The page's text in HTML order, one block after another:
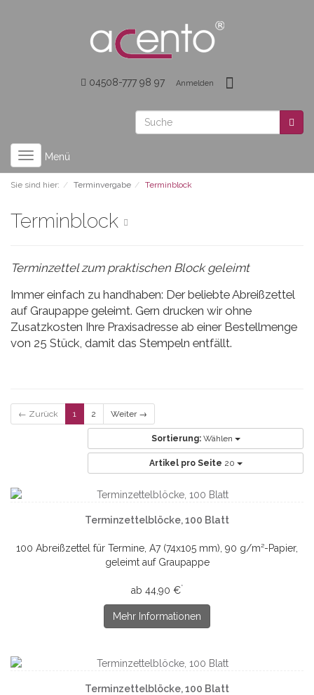
04508-777 98 97 Anmelden
Toggle
navigation
Menü
Sie sind hier: Terminvergabe Terminblock
Terminblock
Terminzettel zum praktischen Block geleimt
Immer einfach zu handhaben: Der beliebte Abreißzettel
auf Graupappe geleimt. Gern drucken wir ohne
Zusatzkosten Ihre Praxisadresse ab einer Bestellmenge
von 25 Stück, damit das Stempeln entfällt.
← Zurück 1 2 Weiter →
Sortierung: Wählen
Artikel pro Seite 20
Terminzettelblöcke, 100 Blatt
100 Abreißzettel für Termine, A7 (74x105 mm), 90 g/m²-Papier,
geleimt auf Graupappe
ab 44,90 €*
Mehr Informationen
Terminzettelblöcke, 100 Blatt